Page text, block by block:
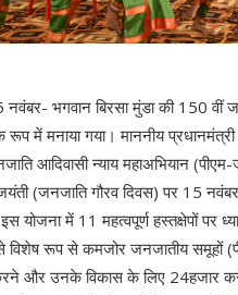
भगवान बिरसा मुंडा की 150 वीं
रूप में मनाया गया। माननीय
आदिवासी न्याय महाअभियान
(जनजाति गौरव दिवस) पर 15
योजना में 11 महत्वपूर्ण हस्तक्षेपों पर
विशेष रूप से कमजोर जनजातीय समूहों
और उनके विकास के लिए 24हजार